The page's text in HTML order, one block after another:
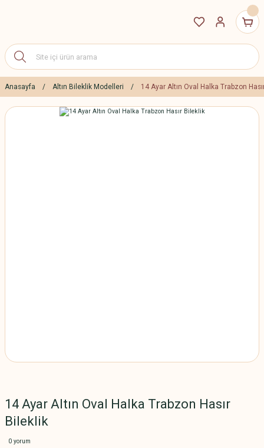
Anasayfa Altın Bileklik Modelleri 14 Ayar Altın Oval Halka Trabzon
14 Ayar Altın Oval Halka Trabzon Hasır
Bileklik
0 yorum